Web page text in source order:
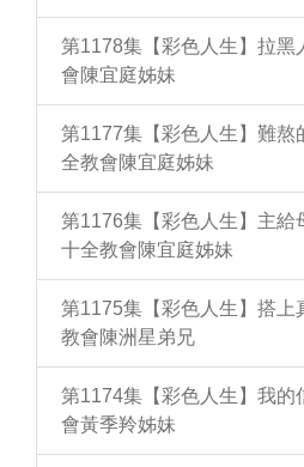
第1178集【彩色人生】拉黑
會陳宜庭姊妹
第1177集【彩色人生】難熬
全教會陳宜庭姊妹
第1176集【彩色人生】主給
十全教會陳宜庭姊妹
第1175集【彩色人生】搭上
教會陳洲星弟兄
第1174集【彩色人生】我的
會黃季羚姊妹